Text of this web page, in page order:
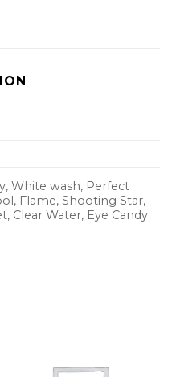
White wash, Perfect
Flame, Shooting Star,
Clear Water, Eye Candy